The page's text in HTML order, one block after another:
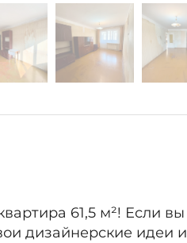
61,5 м²! Если вы
дизайнерские идеи и